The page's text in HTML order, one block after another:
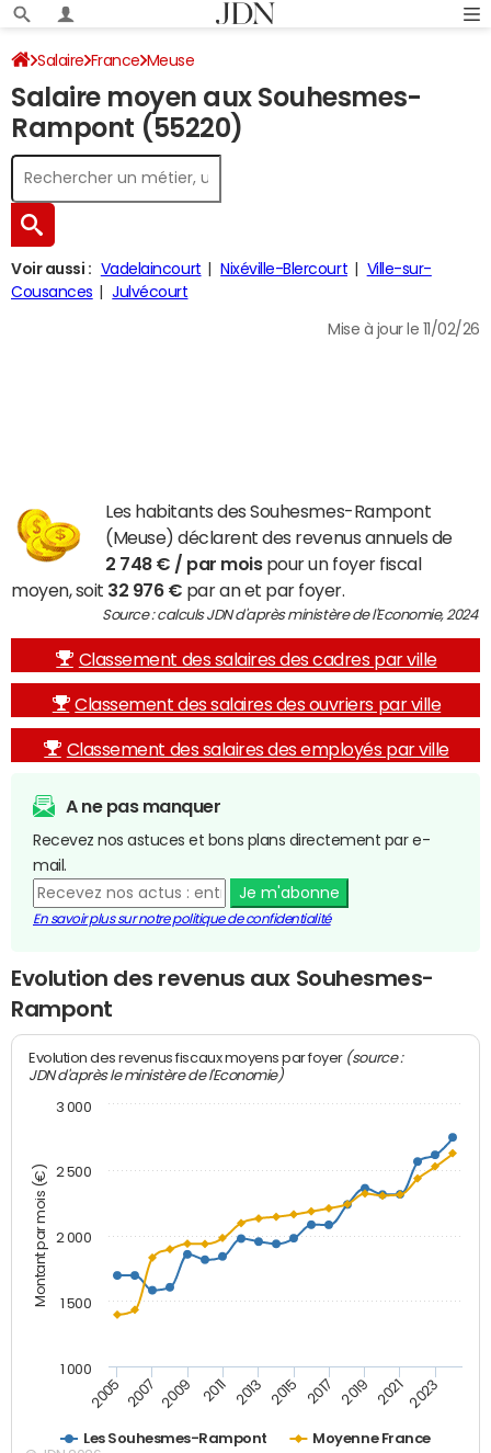
Salaire France Meuse
Salaire moyen aux Souhesmes-
Rampont (55220)
Voir aussi : Vadelaincourt Nixéville-Blercourt
Ville-sur-
Cousances
Julvécourt
Mise à jour le 11/02/26
Les habitants des Souhesmes-Rampont
(Meuse) déclarent des revenus annuels de
2 748 € / par moispour un foyer fiscal
moyen, soit 32 976 € par an et par foyer.
Source : calculs JDN d'après ministère de l'Economie, 2024
Classement des salaires des cadres par ville
Classement des salaires des ouvriers par ville
Classement des salaires des employés par ville
A ne pas manquer
Recevez nos astuces et bons plans directement par e-
mail.
Je m'abonne
En savoir plus sur notre politique de confidentialité
Evolution des revenus aux Souhesmes-
Rampont
Montant par mois (€)
Evolution des revenus fiscaux moyens par foyer (source :
JDN d'après le ministère de l'Economie)
Les Souhesmes-Rampont Moyenne France
2005 2007 2009 2011 2013 2015 2017 2019 2021 2023
1 000
1 500
2 000
2 500
3 000